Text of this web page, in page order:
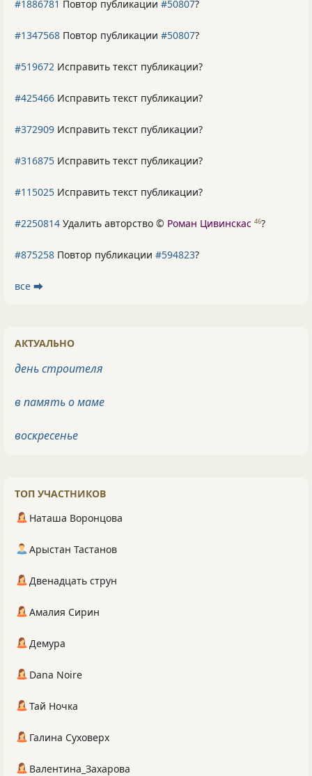
#1886781 Повтор публикации #50807?
#1347568 Повтор публикации #50807?
#519672 Исправить текст публикации?
#425466 Исправить текст публикации?
#372909 Исправить текст публикации?
#316875 Исправить текст публикации?
#115025 Исправить текст публикации?
#2250814 Удалить авторство © Роман Цивинскас 46?
#875258 Повтор публикации #594823?
все ⮕
АКТУАЛЬНО
день строителя
в память о маме
воскресенье
ТОП УЧАСТНИКОВ
Наташа Воронцова
Арыстан Тастанов
Двенадцать струн
Амалия Сирин
Демура
Dana Noire
Тай Ночка
Галина Суховерх
Валентина_Захарова